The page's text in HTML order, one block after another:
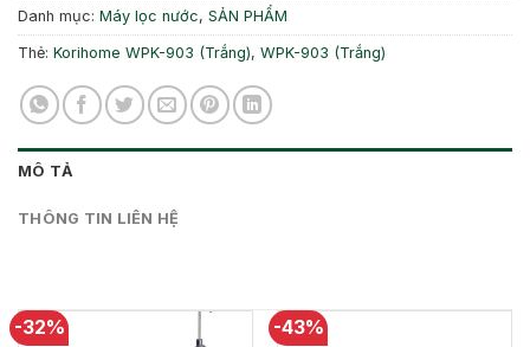
Danh mục: Máy lọc nước, SẢN PHẨM
Thẻ: Korihome WPK-903 (Trắng), WPK-903 (Trắng)
MÔ TẢ
THÔNG TIN LIÊN HỆ
-32% -43%